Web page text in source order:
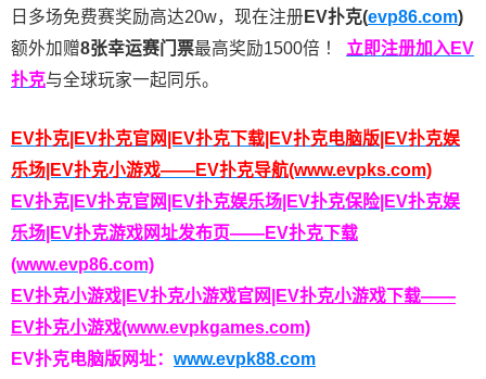
日多场免费赛奖励高达20w，现在注册 EV扑克(evp86.com)
额外加赠8张幸运赛门票最高奖励1500倍 ！ 立即注册加入EV
扑克与全球玩家一起同乐。
EV扑克|EV扑克官网|EV扑克下载|EV扑克电脑版|EV扑克娱
乐场|EV扑克小游戏——EV扑克导航(www.evpks.com)
EV扑克|EV扑克官网|EV扑克娱乐场|EV扑克保险|EV扑克娱
乐场|EV扑克游戏网址发布页——EV扑克下载
(www.evp86.com)
EV扑克小游戏|EV扑克小游戏官网|EV扑克小游戏下载——
EV扑克小游戏(www.evpkgames.com)
EV扑克电脑版网址： www.evpk88.com